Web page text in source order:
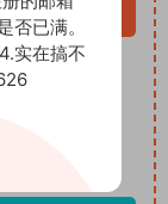
否已满。
实在搞不